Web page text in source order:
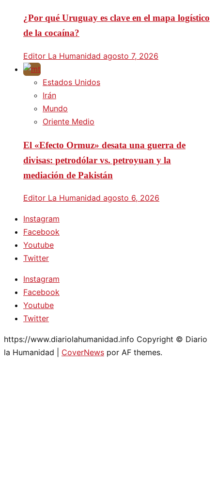
¿Por qué Uruguay es clave en el mapa logístico
de la cocaína?
Editor La Humanidad agosto 7, 2026
Estados Unidos
Irán
Mundo
Oriente Medio
El «Efecto Ormuz» desata una guerra de
divisas: petrodólar vs. petroyuan y la
mediación de Pakistán
Editor La Humanidad agosto 6, 2026
Instagram
Facebook
Youtube
Twitter
Instagram
Facebook
Youtube
Twitter
https://www.diariolahumanidad.info Copyright © Diario
la Humanidad
CoverNews por AF themes.